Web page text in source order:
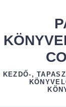
content
KEZDŐ-,